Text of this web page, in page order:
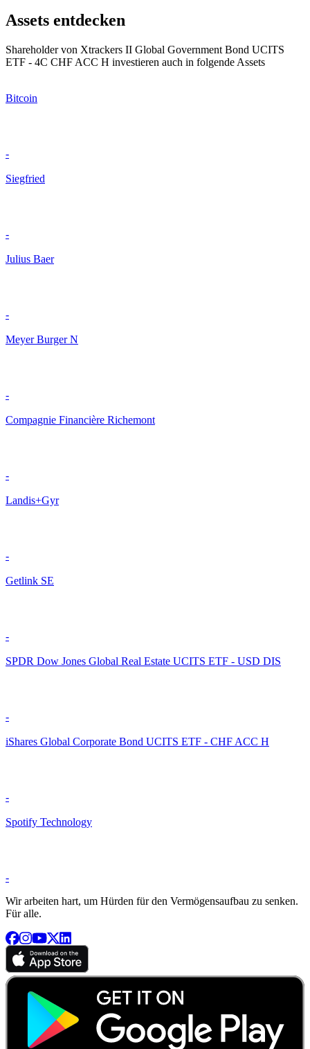
Assets entdecken
Shareholder von Xtrackers II Global Government Bond UCITS
ETF - 4C CHF ACC H investieren auch in folgende Assets
Bitcoin
-
Siegfried
-
Julius Baer
-
Meyer Burger N
-
Compagnie Financière Richemont
-
Landis+Gyr
-
Getlink SE
-
SPDR Dow Jones Global Real Estate UCITS ETF - USD DIS
-
iShares Global Corporate Bond UCITS ETF - CHF ACC H
-
Spotify Technology
-
Wir arbeiten hart, um Hürden für den Vermögensaufbau zu senken.
Für alle.